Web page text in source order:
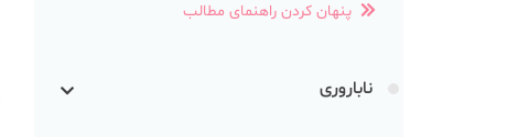
پنهان کردن راهنمای مطالب
ناباروری